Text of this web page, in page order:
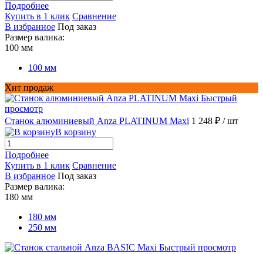
Подробнее
Купить в 1 клик Сравнение
В избранное Под заказ
Размер валика:
100 мм
100 мм
Хит продаж
Быстрый
просмотр
Станок алюминиевый Anza PLATINUM Maxi 1 248 ₽ / шт
В корзину
Подробнее
Купить в 1 клик Сравнение
В избранное Под заказ
Размер валика:
180 мм
180 мм
250 мм
Быстрый просмотр